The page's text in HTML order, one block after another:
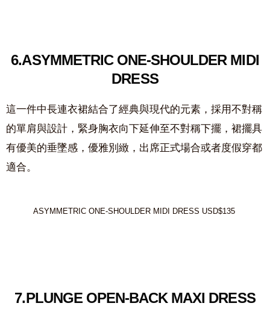
6.ASYMMETRIC ONE-SHOULDER MIDI
DRESS
這一件中長連衣裙結合了經典與現代的元素，採用不對稱
的單肩與設計，緊身胸衣向下延伸至不對稱下擺，裙擺具
有優美的垂墜感，優雅別緻，出席正式場合或者度假穿都
適合。
ASYMMETRIC ONE-SHOULDER MIDI DRESS USD$135
7.PLUNGE OPEN-BACK MAXI DRESS